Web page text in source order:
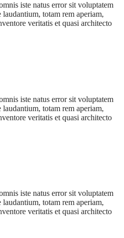
iste natus error sit voluptatem
totam rem aperiam,
veritatis et quasi architecto
iste natus error sit voluptatem
totam rem aperiam,
veritatis et quasi architecto
iste natus error sit voluptatem
totam rem aperiam,
veritatis et quasi architecto